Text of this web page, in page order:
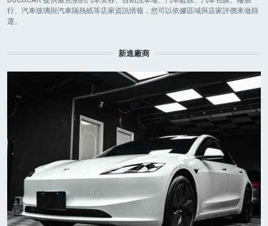
行、汽車玻璃與汽車隔熱紙等店家資訊情報，您可以依據區域與店家評價來做篩
選。
新進廠商